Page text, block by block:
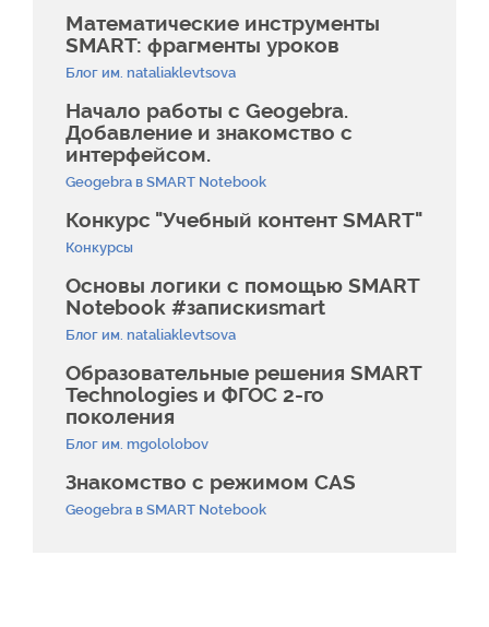
Математические инструменты
SMART: фрагменты уроков
Блог им. nataliaklevtsova
Начало работы с Geogebra.
Добавление и знакомство с
интерфейсом.
Geogebra в SMART Notebook
Конкурс "Учебный контент SMART"
Конкурсы
Основы логики с помощью SMART
Notebook #запискиsmart
Блог им. nataliaklevtsova
Образовательные решения SMART
Technologies и ФГОС 2-го
поколения
Блог им. mgololobov
Знакомство с режимом CAS
Geogebra в SMART Notebook